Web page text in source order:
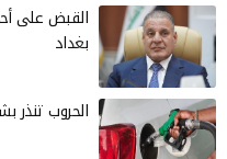
القبض على
بغداد
الحروب تنذر